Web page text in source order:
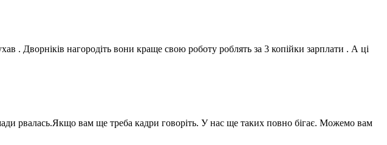
. Дворніків нагородіть вони краще свою роботу роблять за 3 копійки зарплати . А ці
рвалась.Якщо вам ще треба кадри говоріть. У нас ще таких повно бігає. Можемо вам